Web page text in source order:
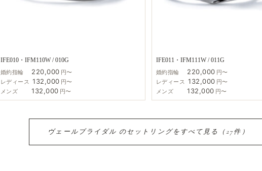
IFE010・IFM110W / 010G
婚約指輪
220,000 円〜
レディース 132,000 円〜
メンズ
132,000 円〜
IFE011・IFM111W / 011G
婚約指輪
220,000 円〜
レディース 132,000 円〜
メンズ
132,000 円〜
ヴェールブライダル の​セットリングを​すべて​見る​（27件）